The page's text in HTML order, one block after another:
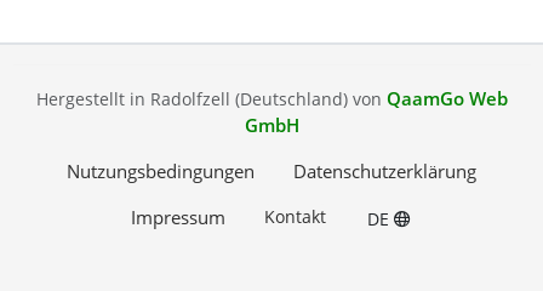
Hergestellt in Radolfzell (Deutschland) von QaamGo Web
GmbH
Nutzungsbedingungen
Datenschutzerklärung
Impressum
Kontakt DE